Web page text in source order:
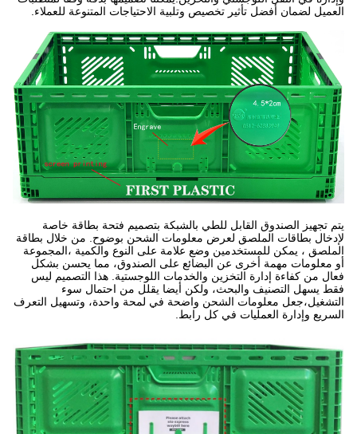
العميل لضمان أفضل تأثير تخصيص وتلبية الاحتياجات المتنوعة للعملاء.
يتم تجهيز الصندوق القابل للطي بالشبكة بتصميم فتحة بطاقة خاصة
لإدخال بطاقات الملصق لعرض معلومات الشحن بوضوح. من خلال بطاقة
الملصق ، يمكن للمستخدمين وضع علامة على النوع والكمية ،المجموعة
أو معلومات مهمة أخرى عن البضائع على الصندوق، مما يحسن بشكل
فعال من كفاءة إدارة التخزين والخدمات اللوجستية. هذا التصميم ليس
فقط يسهل التصنيف والبحث، ولكن أيضا يقلل من احتمال سوء
التشغيل،جعل معلومات الشحن واضحة في لمحة واحدة، وتسهيل التعرف
السريع وإدارة العمليات في كل رابط.